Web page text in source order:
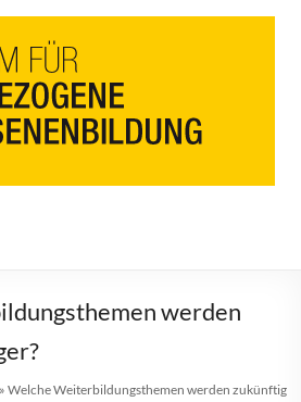
werden
Welche Weiterbildungsthemen werden zukünftig